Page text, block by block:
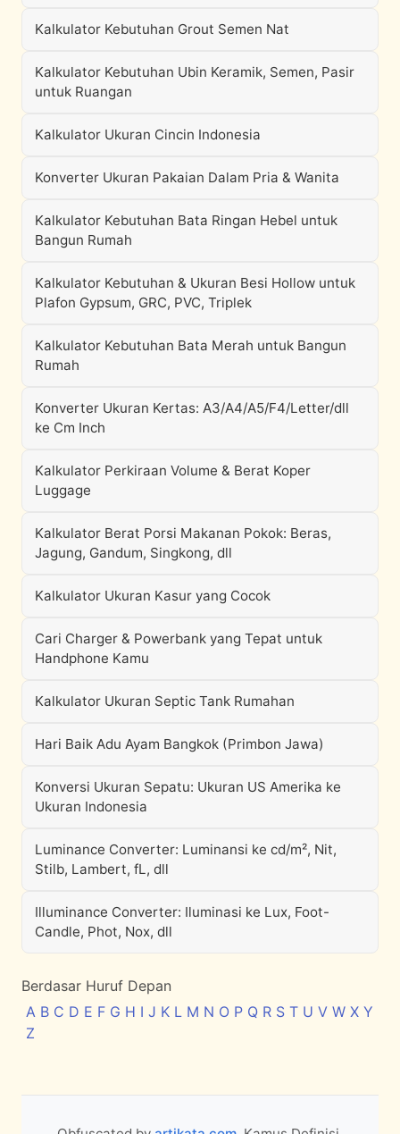
Kalkulator Kebutuhan Grout Semen Nat
Kalkulator Kebutuhan Ubin Keramik, Semen, Pasir
untuk Ruangan
Kalkulator Ukuran Cincin Indonesia
Konverter Ukuran Pakaian Dalam Pria & Wanita
Kalkulator Kebutuhan Bata Ringan Hebel untuk
Bangun Rumah
Kalkulator Kebutuhan & Ukuran Besi Hollow untuk
Plafon Gypsum, GRC, PVC, Triplek
Kalkulator Kebutuhan Bata Merah untuk Bangun
Rumah
Konverter Ukuran Kertas: A3/A4/A5/F4/Letter/dll
ke Cm Inch
Kalkulator Perkiraan Volume & Berat Koper
Luggage
Kalkulator Berat Porsi Makanan Pokok: Beras,
Jagung, Gandum, Singkong, dll
Kalkulator Ukuran Kasur yang Cocok
Cari Charger & Powerbank yang Tepat untuk
Handphone Kamu
Kalkulator Ukuran Septic Tank Rumahan
Hari Baik Adu Ayam Bangkok (Primbon Jawa)
Konversi Ukuran Sepatu: Ukuran US Amerika ke
Ukuran Indonesia
Luminance Converter: Luminansi ke cd/m², Nit,
Stilb, Lambert, fL, dll
Illuminance Converter: Iluminasi ke Lux, Foot-
Candle, Phot, Nox, dll
Berdasar Huruf Depan
A B C D E F G H I J K L M N O P Q R S T U V W X Y
Z